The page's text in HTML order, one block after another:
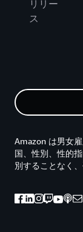
リリー
ス
Amazon は男女
国、性別、性的
別することなく